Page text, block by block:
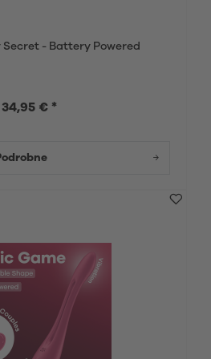
Secret - Battery Powered
34,95 € *